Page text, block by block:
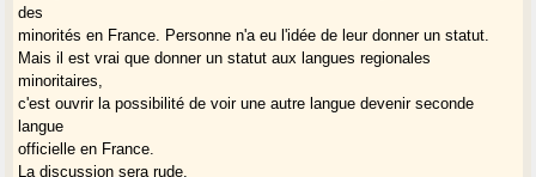
des
minorités en France. Personne n'a eu l'idée de leur donner un statut.
Mais il est vrai que donner un statut aux langues regionales
minoritaires,
c'est ouvrir la possibilité de voir une autre langue devenir seconde
langue
officielle en France.
La discussion sera rude.